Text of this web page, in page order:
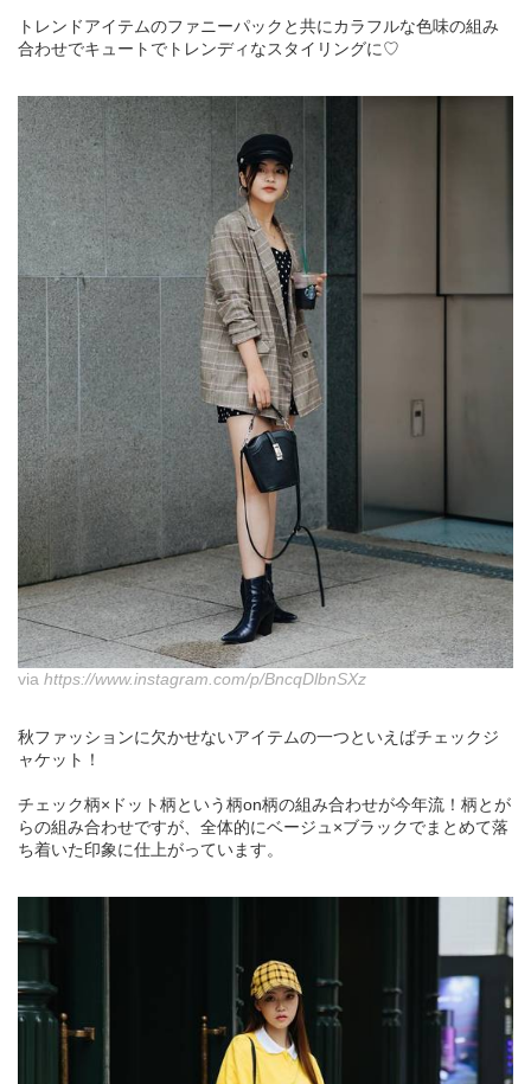
トレンドアイテムのファニーパックと共にカラフルな色味の組み
合わせでキュートでトレンディなスタイリングに♡
via https://www.instagram.com/p/BncqDlbnSXz
秋ファッションに欠かせないアイテムの一つといえばチェックジ
ャケット！
チェック柄×ドット柄という柄on柄の組み合わせが今年流！柄とが
らの組み合わせですが、全体的にベージュ×ブラックでまとめて落
ち着いた印象に仕上がっています。